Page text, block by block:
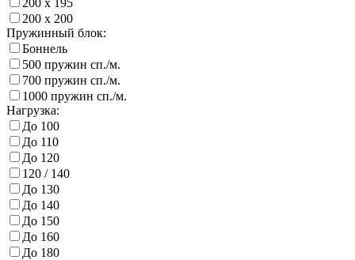
200 х 200
Пружинный блок:
Боннель
500 пружин сп./м.
700 пружин сп./м.
1000 пружин сп./м.
Нагрузка:
До 100
До 110
До 120
120 / 140
До 130
До 140
До 150
До 160
До 180